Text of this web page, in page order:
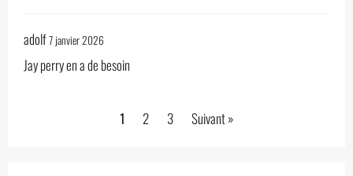
adolf7 janvier 2026
Jay perry en a de besoin
1 2 3 Suivant »